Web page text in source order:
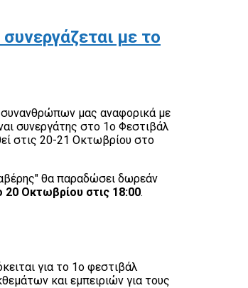
με το
μας αναφορικά με
συνεργάτης στο 1ο Φεστιβάλ
στις 20-21 Οκτωβρίου στο
θα παραδώσει δωρεάν
20 Οκτωβρίου στις 18:00.
για το 1ο φεστιβάλ
και εμπειριών για τους